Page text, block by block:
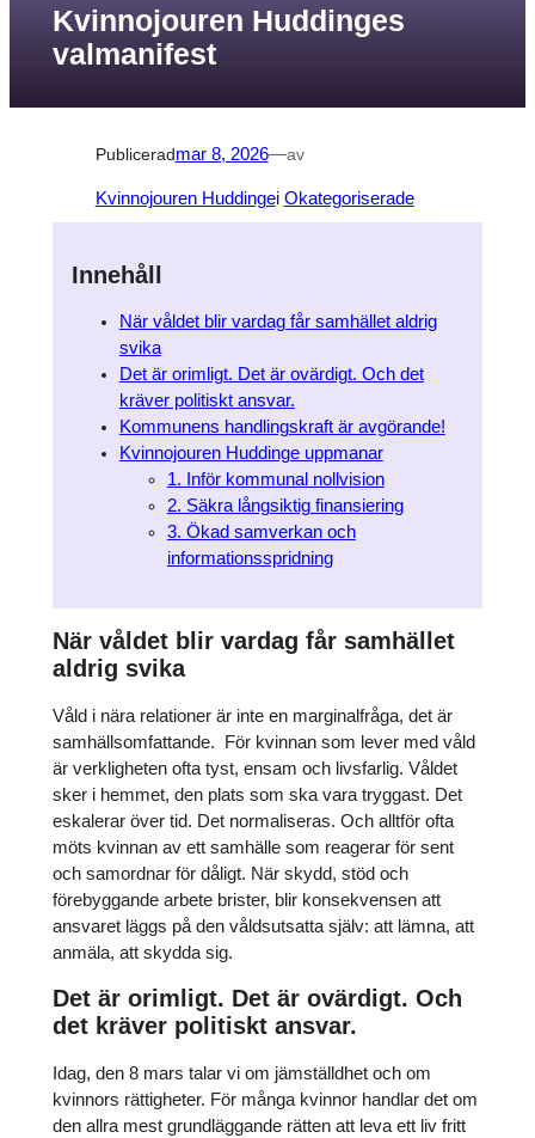
Kvinnojouren Huddinges
valmanifest
Publiceradmar 8, 2026—av
Kvinnojouren Huddingei Okategoriserade
Innehåll
När våldet blir vardag får samhället aldrig
svika
Det är orimligt. Det är ovärdigt. Och det
kräver politiskt ansvar.
Kommunens handlingskraft är avgörande!
Kvinnojouren Huddinge uppmanar
1. Inför kommunal nollvision
2. Säkra långsiktig finansiering
3. Ökad samverkan och
informationsspridning
När våldet blir vardag får samhället
aldrig svika
Våld i nära relationer är inte en marginalfråga, det är
samhällsomfattande. För kvinnan som lever med våld
är verkligheten ofta tyst, ensam och livsfarlig. Våldet
sker i hemmet, den plats som ska vara tryggast. Det
eskalerar över tid. Det normaliseras. Och alltför ofta
möts kvinnan av ett samhälle som reagerar för sent
och samordnar för dåligt. När skydd, stöd och
förebyggande arbete brister, blir konsekvensen att
ansvaret läggs på den våldsutsatta själv: att lämna, att
anmäla, att skydda sig.
Det är orimligt. Det är ovärdigt. Och
det kräver politiskt ansvar.
Idag, den 8 mars talar vi om jämställdhet och om
kvinnors rättigheter. För många kvinnor handlar det om
den allra mest grundläggande rätten att leva ett liv fritt